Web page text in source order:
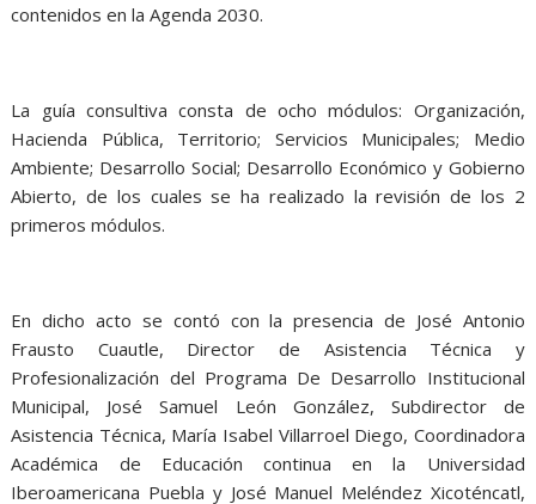
contenidos en la Agenda 2030.
La guía consultiva consta de ocho módulos: Organización,
Hacienda Pública, Territorio; Servicios Municipales; Medio
Ambiente; Desarrollo Social; Desarrollo Económico y Gobierno
Abierto, de los cuales se ha realizado la revisión de los 2
primeros módulos.
En dicho acto se contó con la presencia de José Antonio
Frausto Cuautle, Director de Asistencia Técnica y
Profesionalización del Programa De Desarrollo Institucional
Municipal, José Samuel León González, Subdirector de
Asistencia Técnica, María Isabel Villarroel Diego, Coordinadora
Académica de Educación continua en la Universidad
Iberoamericana Puebla y José Manuel Meléndez Xicoténcatl,